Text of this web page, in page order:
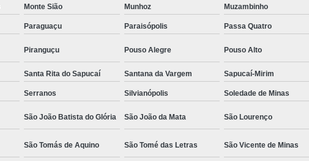
Camisa Social Masculina Estampada Preço
Camisa Social Masculina Manga Longa
Camisa Social Masculina Preta Preço
Camisa Social Preta Masculina
Fábrica Camisa Masculina
Fábrica de Camisa Social de Homem
Fábrica de Camisa Social para
Monte Sião Munhoz Muzambinho
Paraguaçu Paraisópolis Passa Quatro
Piranguçu Pouso Alegre Pouso Alto
Santa Rita do Sapucaí Santana da Vargem Sapucaí-Mirim
Serranos Silvianópolis Soledade de Minas
São João Batista do Glória São João da Mata São Lourenço
São Tomás de Aquino São Tomé das Letras São Vicente de Minas